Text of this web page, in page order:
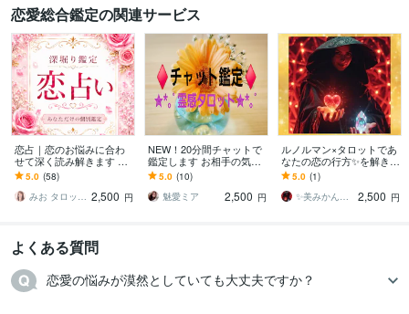
恋愛総合鑑定の関連サービス
恋占｜恋のお悩みに合わ
せて深く読み解きます 相
手の本音や状況を理由ご
と読み解き、あなたの迷
いを整理します
5.0 (58)
みお タロット占い 2,500 円
NEW！20分間チャットで
鑑定します お相手の気持
ちと今後は？霊感霊聴タ
ロットで嘘の無い鑑定を‪
☆
5.0 (10)
魅愛ミア
2,500 円
ルノルマン×タロットであ
なたの恋の行方✨を解きま
す ✨恋の答えを導き、あ
なたの心を優しく照らし
ます✨
5.0 (1)
✨美みかん✨ あなたの❤️に✨✨✨を…
2,500 円
よくある質問
恋愛の悩みが漠然としていても大丈夫ですか？